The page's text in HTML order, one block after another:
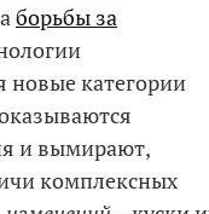
борьбы за
категории
и вымирают,
комплексных